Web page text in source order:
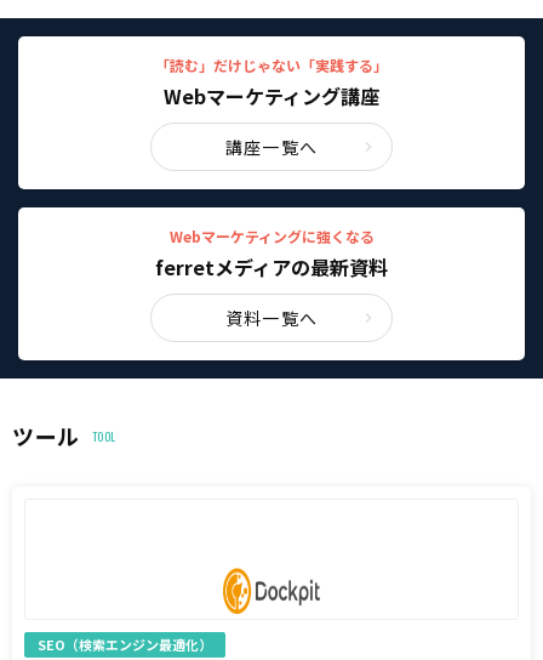
「読む」だけじゃない「実践する」
Webマーケティング講座
講座一覧へ
Webマーケティングに強くなる
ferretメディアの最新資料
資料一覧へ
ツール TOOL
SEO（検索エンジン最適化）